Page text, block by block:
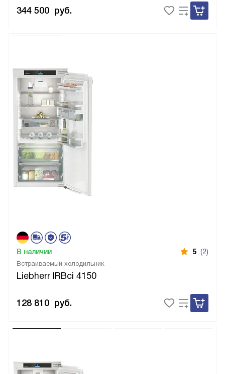
344 500 руб.
Встраиваемый холодильник
Liebherr IRBci 4150
В наличии 5 (2)
128 810 руб.